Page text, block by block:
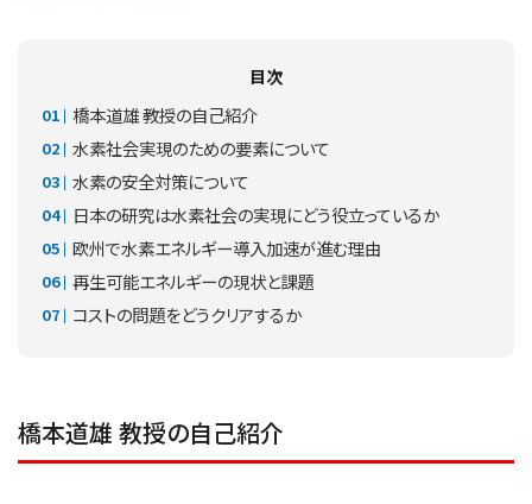
目次
橋本道雄 教授の自己紹介
水素社会実現のための要素について
水素の安全対策について
日本の研究は水素社会の実現にどう役立っているか
欧州で水素エネルギー導入加速が進む理由
再生可能エネルギーの現状と課題
コストの問題をどうクリアするか
橋本道雄 教授の自己紹介